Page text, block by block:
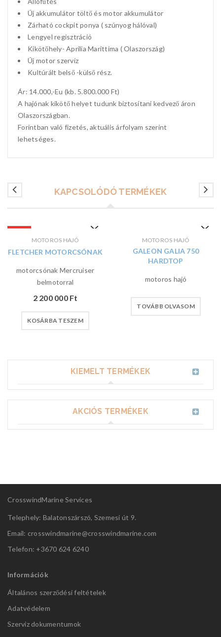
Új akkumulátor töltő és motor akkumulátor
Zárható cockpit ponya ( szúnyog hálóval)
Lengyel regisztráció
Kikötőhely- Aprilia Marittima ( Olaszország)
Új motor szervíz
Kultúrált belső -külső rész.
Ár: 14.000,-Eu (kb. 5.800.000 Ft)
A hajónak kikötő helyet tudunk biztosítani kedvező áron
Olaszországban.
Forintban való fizetés, aktuális árfolyam szerint
lehetséges.
KAPCSOLÓDÓ TERMÉKEK
MOTOROS HAJÓ
FLETCHER MOTORCSÓNAK
motorcsónak Mercruiser
belmotorral
2 200 000 Ft
KOSÁRBA TESZEM
MOTOROS HAJÓ
GALEON GALIA 750
HARDTOP
motoros hajó
TOVÁBB OLVASOM
KIEMELT TERMÉKEK
AKCIÓS TERMÉKEK
CrosswindMarine Services
Telephely: Balatonszárszó, Szemesi út 9.
Email: crosswindmarine@crosswindmarine.com
Telefon: +3670 624 6240
Információk
Általános szerződési feltételek
Adatvédelem
Szerviz dokumentumok